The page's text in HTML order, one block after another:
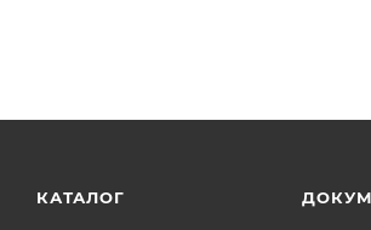
КАТАЛОГ